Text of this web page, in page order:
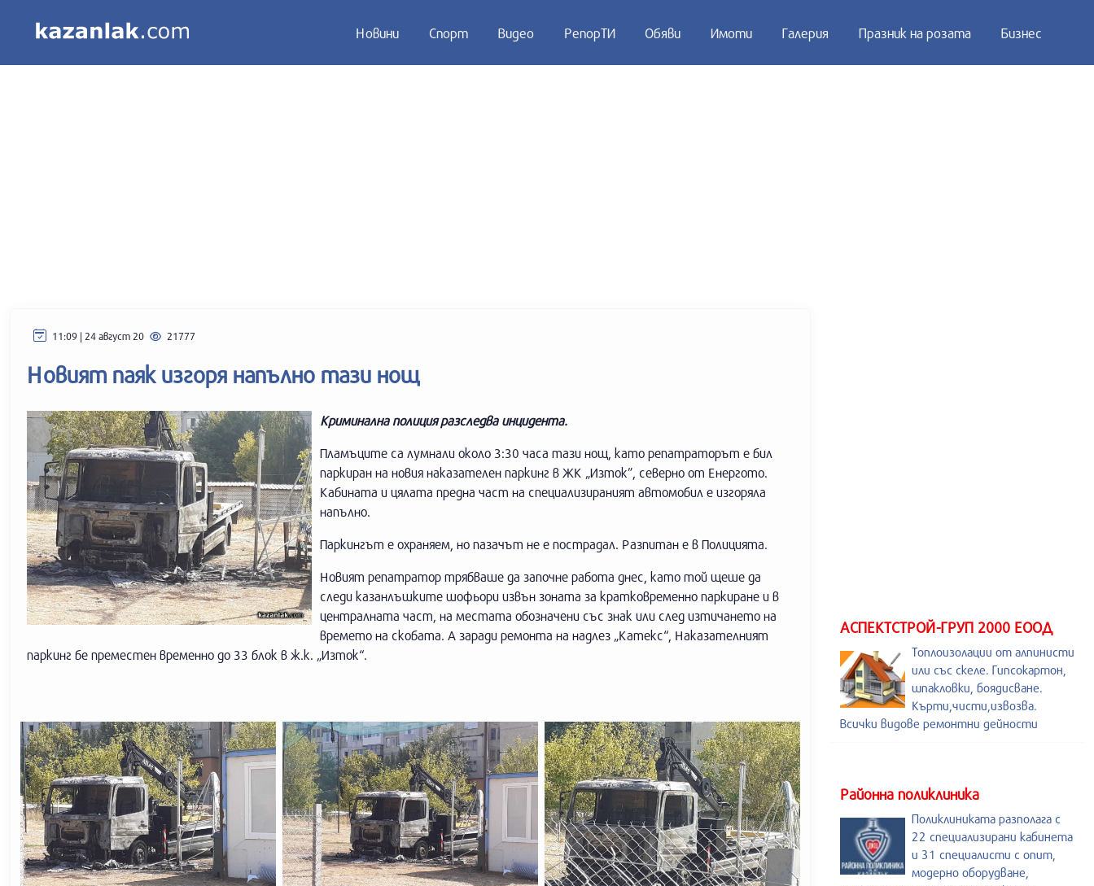
Новини Спорт Видео РепорТИ Обяви Имоти Галерия Празник на розата Бизнес
11:09 | 24 август 20 21777
Новият паяк изгоря напълно тази нощ
Криминална полиция разследва инцидента.
Пламъците са лумнали около 3:30 часа тази нощ, като репатраторът е бил
паркиран на новия наказателен паркинг в ЖК „Изток”, северно от Енергото.
Кабината и цялата предна част на специализираният автомобил е изгоряла
напълно.
Паркингът е охраняем, но пазачът не е пострадал. Разпитан е в Полицията.
Новият репатратор трябваше да започне работа днес, като той щеше да
следи казанлъшките шофьори извън зоната за кратковременно паркиране и в
централната част, на местата обозначени със знак или след изтичането на
времето на скобата. А заради ремонта на надлез „Катекс“, Наказателният
паркинг бе преместен временно до 33 блок в ж.к. „Изток“.
АСПЕКТСТРОЙ-ГРУП 2000 ЕООД
Топлоизолации от алпинисти
или със скеле. Гипсокартон,
шпакловки, боядисване.
Кърти,чисти,извозва.
Всички видове ремонтни дейности
Районна поликлиника
Поликлиниката разполага с
22 специализирани кабинета
и 31 специалисти с опит,
модерно оборудване,